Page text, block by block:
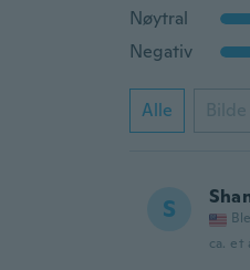
Nøytral
Negativ
Alle Bilde
S
ca. et